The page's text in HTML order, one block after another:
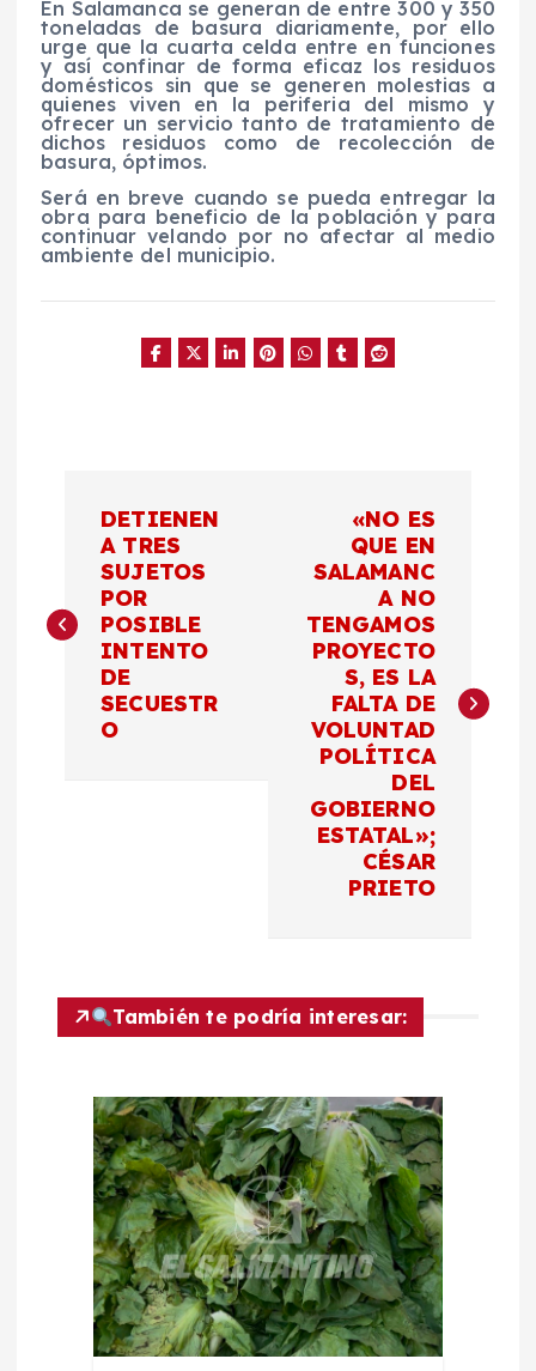
En Salamanca se generan de entre 300 y 350
toneladas de basura diariamente, por ello
urge que la cuarta celda entre en funciones
y así confinar de forma eficaz los residuos
domésticos sin que se generen molestias a
quienes viven en la periferia del mismo y
ofrecer un servicio tanto de tratamiento de
dichos residuos como de recolección de
basura, óptimos.
Será en breve cuando se pueda entregar la
obra para beneficio de la población y para
continuar velando por no afectar al medio
ambiente del municipio.
v
n
DETIENEN
A TRES
SUJETOS
POR
POSIBLE
INTENTO
DE
SECUESTR
O
«NO ES
QUE EN
SALAMANC
A NO
TENGAMOS
PROYECTO
S, ES LA
FALTA DE
VOLUNTAD
POLÍTICA
DEL
GOBIERNO
ESTATAL»;
CÉSAR
PRIETO
También te podría interesar: